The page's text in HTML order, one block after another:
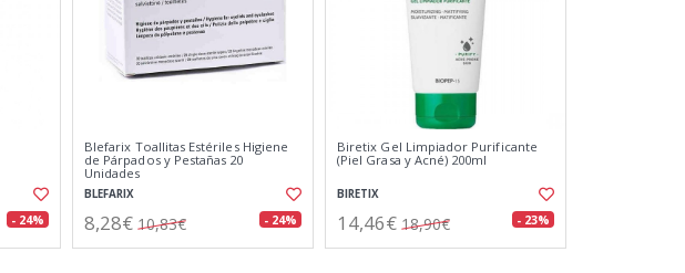
- 24%
Blefarix Toallitas Estériles Higiene
de Párpados y Pestañas 20
Unidades
BLEFARIX
8,28€ 10,83€ - 24%
Biretix Gel Limpiador Purificante
(Piel Grasa y Acné) 200ml
BIRETIX
14,46€ 18,90€ - 23%